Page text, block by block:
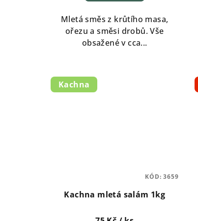
Mletá směs z krůtího masa,
ořezu a směsi drobů. Vše
obsažené v cca...
Kachna
Kachna mletá salám 1kg
KÓD:3659